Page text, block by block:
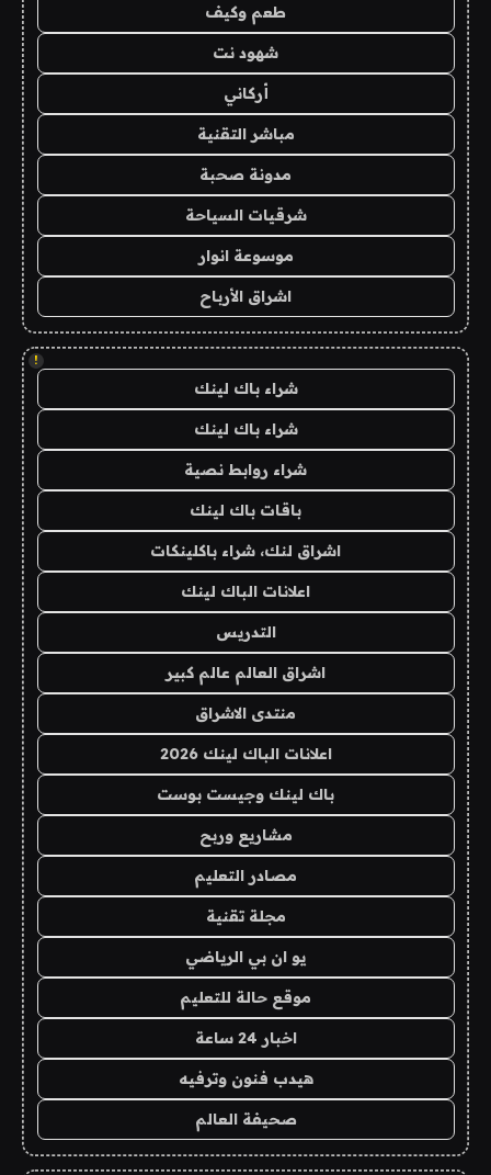
طعم وكيف
شهود نت
أركاني
مباشر التقنية
مدونة صحبة
شرقيات السياحة
موسوعة انوار
اشراق الأرباح
!
شراء باك لينك
شراء باك لينك
شراء روابط نصية
باقات باك لينك
اشراق لنك، شراء باكلينكات
اعلانات الباك لينك
التدريس
اشراق العالم عالم كبير
منتدى الاشراق
اعلانات الباك لينك 2026
باك لينك وجيست بوست
مشاريع وربح
مصادر التعليم
مجلة تقنية
يو ان بي الرياضي
موقع حالة للتعليم
اخبار 24 ساعة
هيدب فنون وترفيه
صحيفة العالم